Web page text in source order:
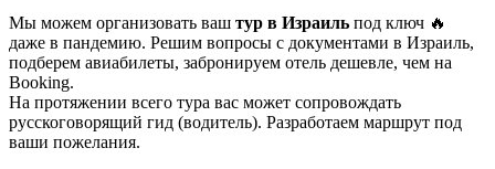
Мы можем организовать ваш тур в Израиль под ключ 🔥
даже в пандемию. Решим вопросы с документами в Израиль,
подберем авиабилеты, забронируем отель дешевле, чем на
Booking.
На протяжении всего тура вас может сопровождать
руcскоговорящий гид (водитель). Разработаем маршрут под
ваши пожелания.